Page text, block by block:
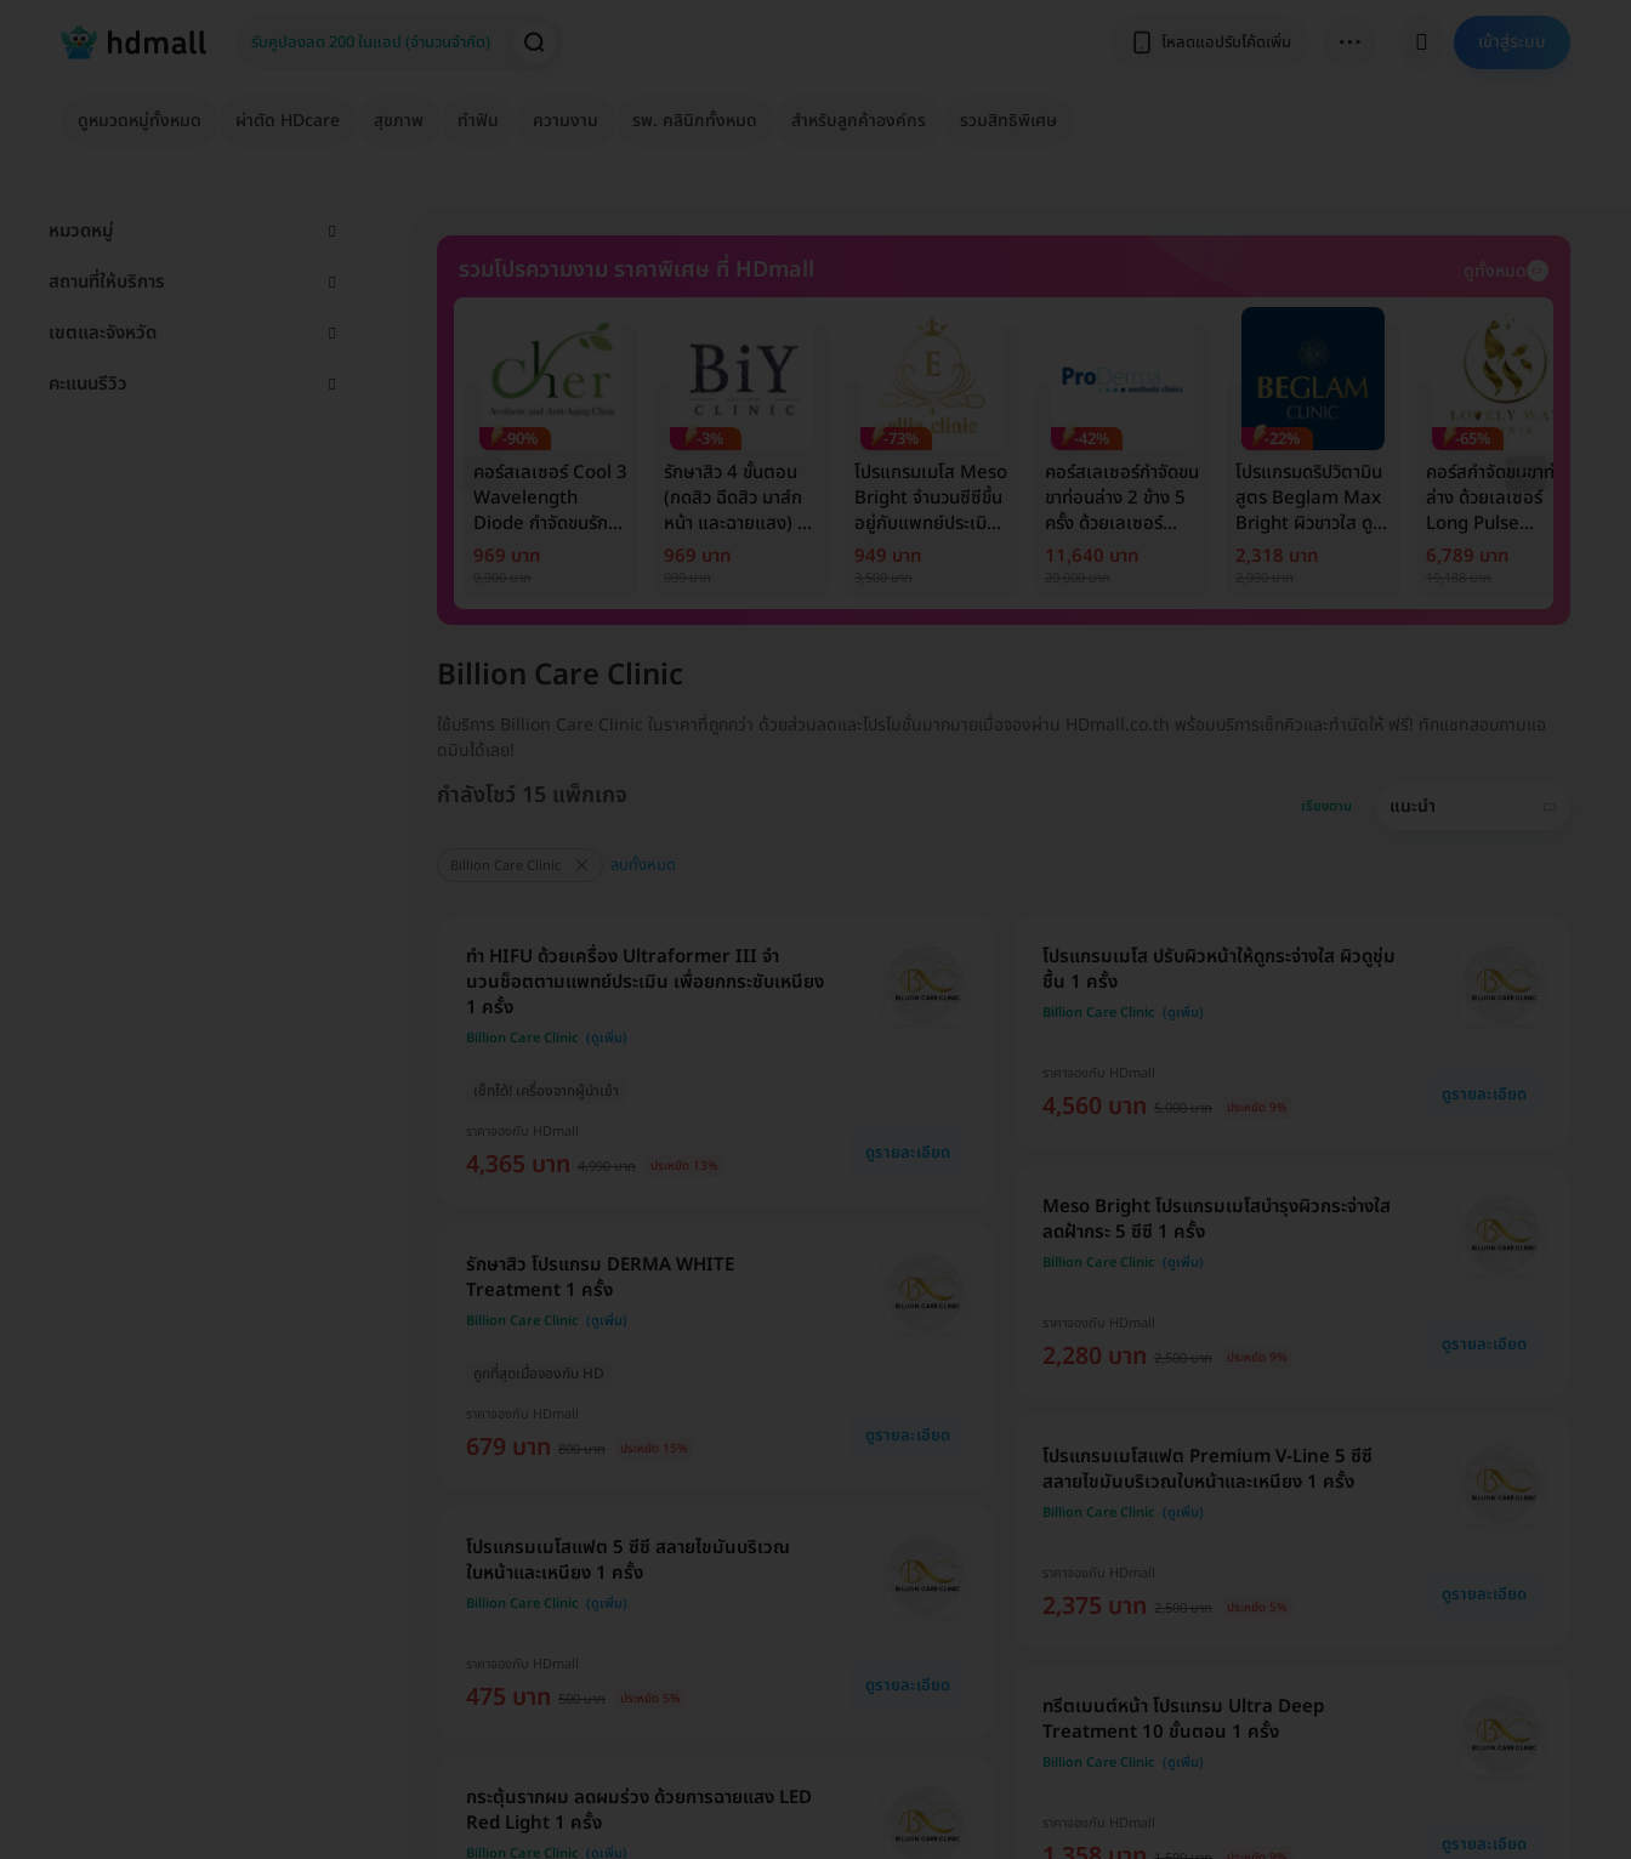
โหลดแอปรับโค้ดเพิ่ม ⋯ เข้าสู่ระบบ
ดูหมวดหมู่ทั้งหมด ผ่าตัด HDcare สุขภาพ ทำฟัน ความงาม รพ. คลินิกทั้งหมด สำหรับลูกค้าองค์กร รวมสิทธิพิเศษ
หมวดหมู่
สถานที่ให้บริการ
เขตและจังหวัด
คะแนนรีวิว
รวมโปรความงาม ราคาพิเศษ ที่ HDmall ดูทั้งหมด
-90%
คอร์สเลเซอร์ Cool 3
Wavelength
Diode กำจัดขนรักแร้
1 ปี 12 ครั้ง (1 สิทธิ์/
969 บาท
-3%
รักษาสิว 4 ขั้นตอน
(กดสิว ฉีดสิว มาส์ก
หน้า และฉายแสง) 1
ครั้ง
969 บาท
-73%
โปรแกรมเมโส Meso
Bright จำนวนซีซีขึ้น
อยู่กับแพทย์ประเมิน
เพื่อปรับผิวกระจ่างใส
949 บาท
-42%
คอร์สเลเซอร์กำจัดขน
ขาท่อนล่าง 2 ข้าง 5
ครั้ง ด้วยเลเซอร์
Mediostar Next
11,640 บาท
-22%
โปรแกรมดริปวิตามิน
สูตร Beglam Max
Bright ผิวขาวใส ดูมี
ออร่า
2,318 บาท
-65%
คอร์สกำจัดขนขาท่อน
ล่าง ด้วยเลเซอร์
Long Pulse
Nd:YAG 12 ครั้ง
6,789 บาท
Billion Care Clinic
ใช้บริการ Billion Care Clinic ในราคาที่ถูกกว่า ด้วยส่วนลดและโปรโมชั่นมากมายเมื่อจองผ่าน HDmall.co.th พร้อมบริการเช็กคิวและทำนัดให้ ฟรี! ทักแชทสอบถามแอ
ดมินได้เลย!
เรียงตาม แนะนำ
กำลังโชว์ 15 แพ็กเกจ
Billion Care Clinic ลบทั้งหมด
เช็กได้! เครื่องจากผู้นำเข้า
ทำ HIFU ด้วยเครื่อง Ultraformer III จำ
นวนช็อตตามแพทย์ประเมิน เพื่อยกกระชับเหนียง
1 ครั้ง
Billion Care Clinic
ราคาจองกับ HDmall
4,365 บาท 4,990 บาท ประหยัด 13%
ดูรายละเอียด
ถูกที่สุดเมื่อจองกับ HD
รักษาสิว โปรแกรม DERMA WHITE
Treatment 1 ครั้ง
Billion Care Clinic
ราคาจองกับ HDmall
679 บาท 800 บาท ประหยัด 15%
ดูรายละเอียด
โปรแกรมเมโสแฟต 5 ซีซี สลายไขมันบริเวณ
ใบหน้าและเหนียง 1 ครั้ง
Billion Care Clinic
ราคาจองกับ HDmall
475 บาท 500 บาท ประหยัด 5%
ดูรายละเอียด
กระตุ้นรากผม ลดผมร่วง ด้วยการฉายแสง LED
Red Light 1 ครั้ง
Billion Care Clinic
โปรแกรมเมโส ปรับผิวหน้าให้ดูกระจ่างใส ผิวดูชุ่ม
ชื้น 1 ครั้ง
Billion Care Clinic
ราคาจองกับ HDmall
4,560 บาท 5,000 บาท ประหยัด 9%
ดูรายละเอียด
Meso Bright โปรแกรมเมโสบำรุงผิวกระจ่างใส
ลดฝ้ากระ 5 ซีซี 1 ครั้ง
Billion Care Clinic
ราคาจองกับ HDmall
2,280 บาท 2,500 บาท ประหยัด 9%
ดูรายละเอียด
โปรแกรมเมโสแฟต Premium V-Line 5 ซีซี
สลายไขมันบริเวณใบหน้าและเหนียง 1 ครั้ง
Billion Care Clinic
ราคาจองกับ HDmall
2,375 บาท 2,500 บาท ประหยัด 5%
ดูรายละเอียด
ทรีตเมนต์หน้า โปรแกรม Ultra Deep
Treatment 10 ขั้นตอน 1 ครั้ง
Billion Care Clinic
ราคาจองกับ HDmall
ดูรายละเอียด